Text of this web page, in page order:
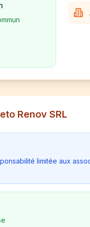
Renov SRL
limitée aux